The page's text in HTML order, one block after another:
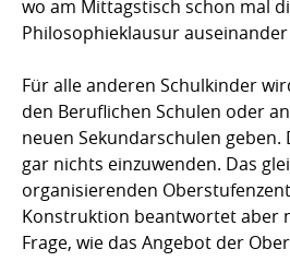
wo am Mittagstisch schon mal
Philosophieklausur
Für alle anderen Schulkinder
den Beruflichen Schulen oder
neuen Sekundarschulen
gar nichts einzuwenden. Das
organisierenden
Konstruktion beantwortet aber
Frage, wie das Angebot der